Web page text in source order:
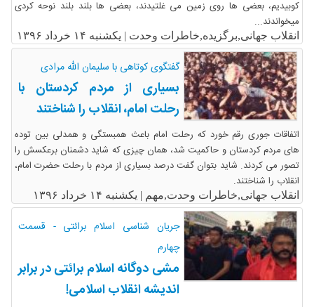
کوبیدیم، بعضی ها روی زمین می غلتیدند، بعضی ها بلند بلند نوحه کردی
میخواندند...
انقلاب جهانی,برگزیده,خاطرات وحدت | یکشنبه ۱۴ خرداد ۱۳۹۶
گفتگوی کوتاهی با سلیمان الله مرادی
بسیاری از مردم کردستان با
رحلت امام، انقلاب را شناختند
اتفاقات جوری رقم خورد که رحلت امام باعث همبستگی و همدلی بین توده
های مردم کردستان و حاکمیت شد، همان چیزی که شاید دشمنان برعکسش را
تصور می کردند. شاید بتوان گفت درصد بسیاری از مردم با رحلت حضرت امام،
انقلاب را شناختند.
انقلاب جهانی,خاطرات وحدت,مهم | یکشنبه ۱۴ خرداد ۱۳۹۶
جریان شناسی اسلام برائتی - قسمت
چهارم
مشی دوگانه اسلام برائتی در برابر
اندیشه انقلاب اسلامی!